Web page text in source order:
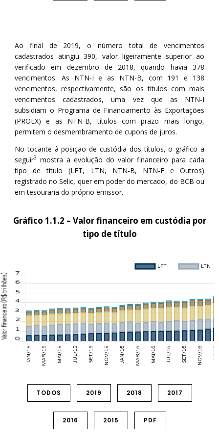
Ao final de 2019, o número total de vencimentos
cadastrados atingiu 390, valor ligeiramente superior ao
verificado em dezembro de 2018, quando havia 378
vencimentos. As NTN-I e as NTN-B, com 191 e 138
vencimentos, respectivamente, são os títulos com mais
vencimentos cadastrados, uma vez que as NTN-I
subsidiam o Programa de Financiamento às Exportações
(PROEX) e as NTN-B, títulos com prazo mais longo,
permitem o desmembramento de cupons de juros.
No tocante à posição de custódia dos títulos, o gráfico a
seguir3 mostra a evolução do valor financeiro para cada
tipo de título (LFT, LTN, NTN-B, NTN-F e Outros)
registrado no Selic, quer em poder do mercado, do BCB ou
em tesouraria do próprio emissor.
Gráfico 1.1.2 – Valor financeiro em custódia por
tipo de título
TODOS 2019 2018 2017
2016 2015 PDF